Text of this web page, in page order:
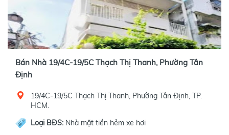
Bán Nhà 19/4C-19/5C Thạch Thị Thanh, Phường Tân
Định
19/4C-19/5C Thạch Thị Thanh, Phường Tân Định, TP.
HCM.
Loại BĐS: Nhà mặt tiền hẻm xe hơi